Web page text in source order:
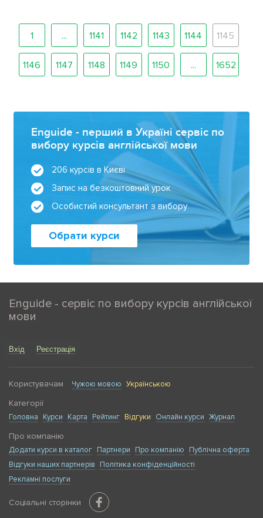
1 ... 1141 1142 1143 1144 1145
1146 1147 1148 1149 1150 ... 1652
Enguide - перший в Україні сервіс по
вибору курсів англійської мови
206 курсів в Києві
Запис на безкоштовний урок
Особистий консультант з вибору
Обрати курси
Enguide - сервіс по вибору курсів англійської
мови
Вхід Реєстрація
Користувачам Чужою мовою Українською
Категорії
Головна Курси Карта Рейтинг Відгуки Онлайн курси Журнал
Про компанію
Додати курси в каталог Партнери Про компанію
Публічна оферта
Відгуки наших партнерів
Політика конфіденційності
Рекламні послуги
Соціальні сторінки